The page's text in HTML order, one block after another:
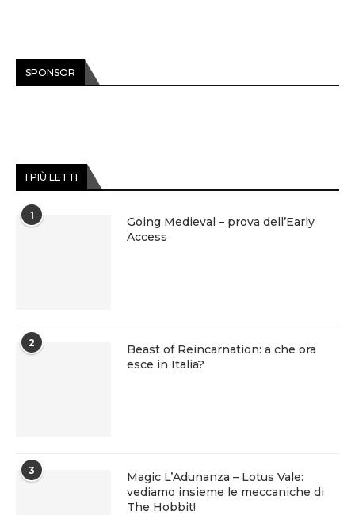
SPONSOR
I PIÙ LETTI
1
Going Medieval – prova dell’Early
Access
2
Beast of Reincarnation: a che ora
esce in Italia?
3
Magic L’Adunanza – Lotus Vale:
vediamo insieme le meccaniche di
The Hobbit!